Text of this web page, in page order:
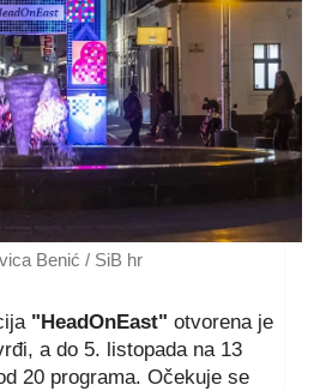
Benić / SiB hr
"HeadOnEast" otvorena je
a do 5. listopada na 13
20 programa. Očekuje se